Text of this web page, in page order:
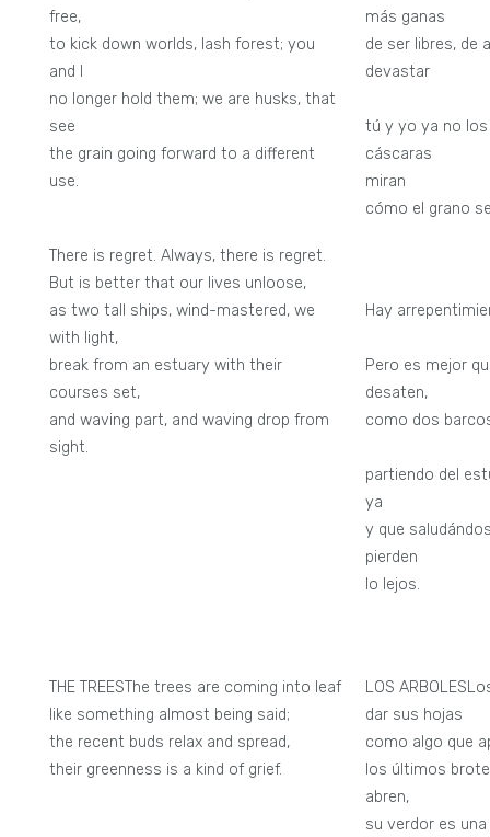
free,
to kick down worlds, lash forest; you
and I
no longer hold them; we are husks, that
see
the grain going forward to a different
use.
There is regret. Always, there is regret.
But is better that our lives unloose,
as two tall ships, wind-mastered, we
with light,
break from an estuary with their
courses set,
and waving part, and waving drop from
sight.
más ganas
de ser libres, de
devastar
tú y yo ya no
miran
cómo el grano
Hay
Pero es mejor
desaten,
como dos
partiendo del
ya
y que
lo lejos.
THE TREESThe trees are coming into leaf
like something almost being said;
the recent buds relax and spread,
their greenness is a kind of grief.
LOS
dar sus hojas
como algo que
los últimos
abren,
su verdor es